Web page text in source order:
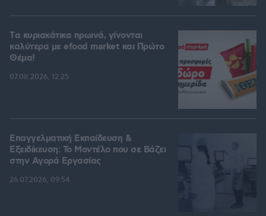
Tα κυριακάτικα πρωινά, γίνονται
καλύτερα με efood market και Πρώτο
Θέμα!
07.08.2026, 12:25
Επαγγελματική Εκπαίδευση &
Εξειδίκευση: Το Mοντέλο που σε Bάζει
στην Aγορά Eργασίας
26.07.2026, 09:54